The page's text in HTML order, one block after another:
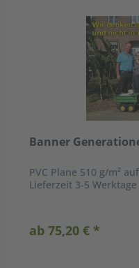
Banner
PVC Plane 510 g/m²
Lieferzeit 3-5 Werktage
ab 75,20 € *